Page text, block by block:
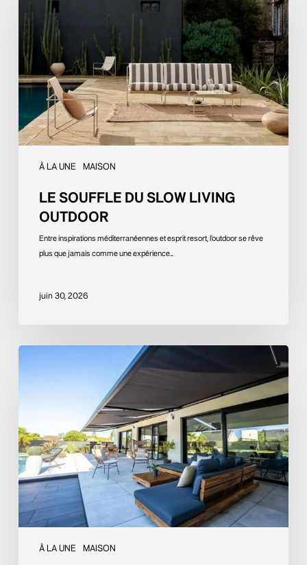
À LA UNE MAISON
living
outdoor
LE SOUFFLE DU SLOW LIVING
OUTDOOR
Entre inspirations méditerranéennes et esprit resort, l’outdoor se rêve
plus que jamais comme une expérience…
juin 30, 2026
À LA UNE MAISON
de
vos
extérieurs